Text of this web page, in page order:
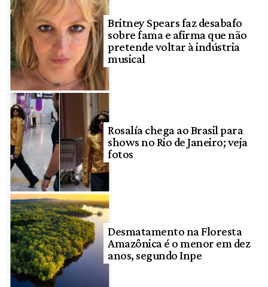
Britney Spears faz desabafo
sobre fama e afirma que não
pretende voltar à indústria
musical
Rosalía chega ao Brasil para
shows no Rio de Janeiro; veja
fotos
Desmatamento na Floresta
Amazônica é o menor em dez
anos, segundo Inpe